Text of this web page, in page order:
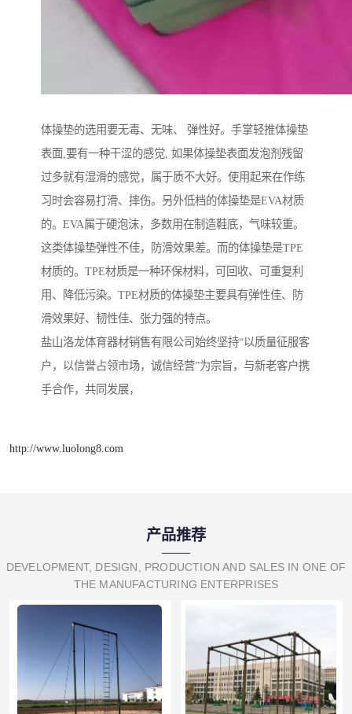
体操垫的选用要无毒、无味、 弹性好。手掌轻推体操垫
表面,要有一种干涩的感觉, 如果体操垫表面发泡剂残留
过多就有湿滑的感觉，属于质不大好。使用起来在作练
习时会容易打滑、摔伤。另外低档的体操垫是EVA材质
的。EVA属于硬泡沫，多数用在制造鞋底，气味较重。
这类体操垫弹性不佳，防滑效果差。而的体操垫是TPE
材质的。TPE材质是一种环保材料，可回收、可重复利
用、降低污染。TPE材质的体操垫主要具有弹性佳、防
滑效果好、韧性佳、张力强的特点。
盐山洛龙体育器材销售有限公司始终坚持“以质量征服客
户，以信誉占领市场，诚信经营”为宗旨，与新老客户携
手合作，共同发展，
http://www.luolong8.com
产品推荐
DEVELOPMENT, DESIGN, PRODUCTION AND SALES IN ONE OF
THE MANUFACTURING ENTERPRISES